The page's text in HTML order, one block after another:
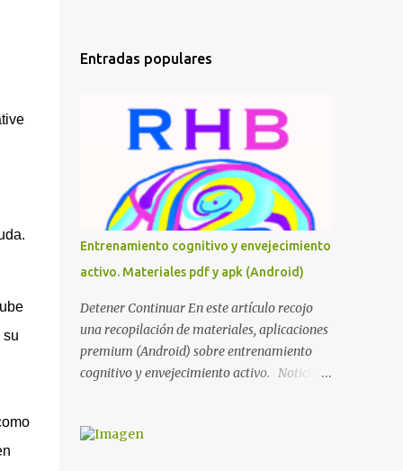
su
Entradas populares
Entrenamiento cognitivo y envejecimiento
activo. Materiales pdf y apk (Android)
Detener Continuar En este artículo recojo
una recopilación de materiales, aplicaciones
premium (Android) sobre entrenamiento
cognitivo y envejecimiento activo. Noticia
NHBNeuroMad, materiales para